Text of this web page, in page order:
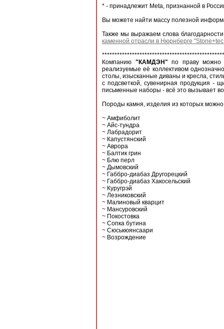
* - принадлежит Meta, признанной в
Вы можете найти массу полезной
Также мы выражаем слова
каменной отрасли в Нюрнберге
Компанию "КАМДЭН" по праву можно
реализуемые её коллективом
столы, изысканные диваны и кресла,
с подсветкой, сувенирная продукция -
письменные наборы - всё это вызывает
Породы камня, изделия из которых
~ Амфиболит
~ Айс-тундра
~ Лабрадорит
~ Капустянский
~ Аврора
~ Балтик грин
~ Блю перл
~ Дымовский
~ Габбро-диабаз Другорецкий
~ Габбро-диабаз Хакосельский
~ Куругрэй
~ Лезниковский
~ Малиновый кварцит
~ Мансуровский
~ Покостовка
~ Сопка бутина
~ Сюськюянсаари
~ Возрождение